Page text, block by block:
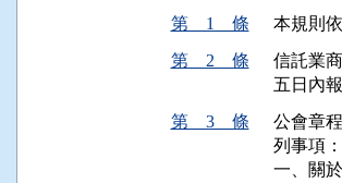
第 1 條
本規則
第 2 條
信託業
五日內
第 3 條
公會章
列事項：
一、關